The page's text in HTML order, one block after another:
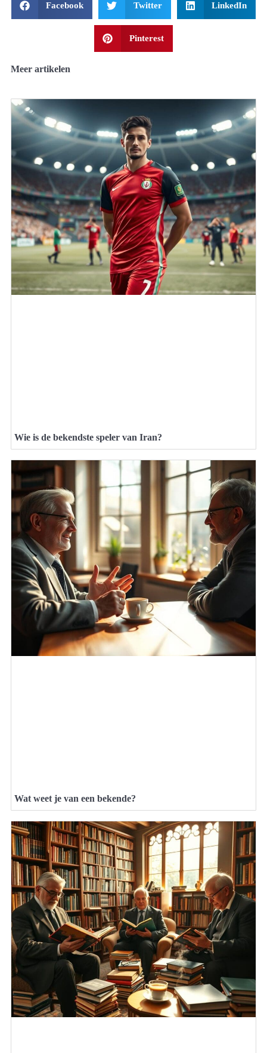
Facebook Twitter LinkedIn
Pinterest
Meer artikelen
Wie is de bekendste speler van Iran?
Wat weet je van een bekende?